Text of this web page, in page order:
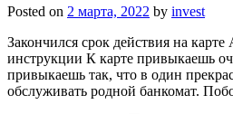
Posted on 2 марта, 2022 by invest
Закончился срок действия на
инструкции К карте привыкаешь
привыкаешь так, что в один
обслуживать родной банкомат.